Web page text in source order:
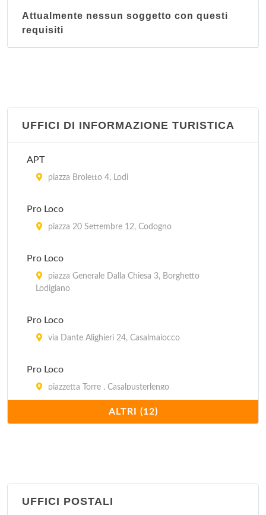
Attualmente nessun soggetto con questi
requisiti
UFFICI DI INFORMAZIONE TURISTICA
APT
piazza Broletto 4, Lodi
Pro Loco
piazza 20 Settembre 12, Codogno
Pro Loco
piazza Generale Dalla Chiesa 3, Borghetto
Lodigiano
Pro Loco
via Dante Alighieri 24, Casalmaiocco
Pro Loco
piazzetta Torre , Casalpusterlengo
piazza Roma 20, Montanaso Lombardo
ALTRI (12)
UFFICI POSTALI